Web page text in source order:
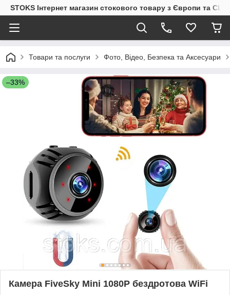
STOKS Інтернет магазин стокового товару з Європи та
Товари та послуги Фото, Відео, Безпека та Аксесуари
–33%
Камера FiveSky Mini 1080P бездротова WiFi